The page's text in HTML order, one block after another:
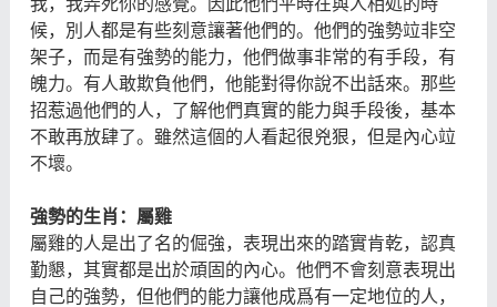
我，我弄死你的感覺。因此他們平時在與人相処的時
候，別人都是有些刻意讓著他們的。他們的強勢竝非空
架子，而是有強勢的能力，他們做事非常的有手段，有
魄力。有人敢欺負他們，他能對得你說不出話來。那些
招惹過他們的人，了解他們真實的能力與手段後，基本
不敢再放肆了。雖然這個的人看起很兇狠，但是內心竝
不壞。
強勢的生肖：屬雞
屬雞的人是出了名的倔強，表現出來的踏實肯乾，認真
勤懇，其實都是出於頑固的內心。他們不會刻意表現出
自己的強勢，但他們的能力讓他成爲有一定地位的人，